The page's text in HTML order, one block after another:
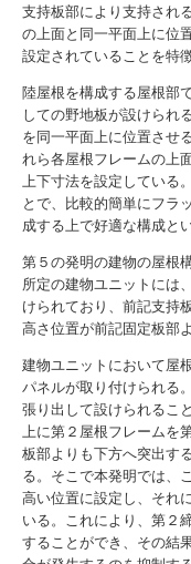
支持板部により支持され
の上面と同一平面上に位
設定されていることを特
陸屋根を構成する屋根部
しての野地板が設けられ
を同一平面上に位置させ
れら各屋根フレームの上
上下寸法を設定している
とで、比較的簡単にフラ
成する上で好適な構成と
第５の発明の建物の屋根
所定の建物ユニットには
けられており、前記支持
高さ位置が前記固定板部
建物ユニットにおいて屋
パネルが取り付けられる
張り出して設けられるこ
上に第２屋根フレームを
板部よりも下方へ突出す
る。そこで本発明では、
高い位置に設定し、それ
いる。これにより、第２
することができ、その結